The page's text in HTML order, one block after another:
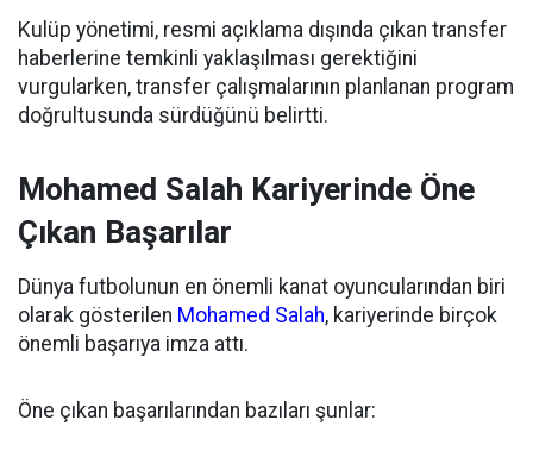
Kulüp yönetimi, resmi açıklama dışında çıkan transfer
haberlerine temkinli yaklaşılması gerektiğini
vurgularken, transfer çalışmalarının planlanan program
doğrultusunda sürdüğünü belirtti.
Mohamed Salah Kariyerinde Öne
Çıkan Başarılar
Dünya futbolunun en önemli kanat oyuncularından biri
olarak gösterilen Mohamed Salah, kariyerinde birçok
önemli başarıya imza attı.
Öne çıkan başarılarından bazıları şunlar: